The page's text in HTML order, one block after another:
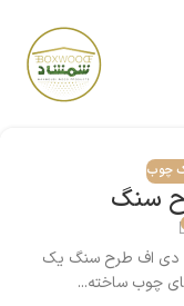
چوب
سنگ
دی اف طرح سنگ یک
چوب ساخته...